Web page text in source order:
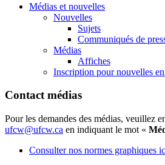
Médias et nouvelles
Nouvelles
Sujets
Communiqués de
Médias
Affiches
Inscription pour nouvelles
Contact médias
Pour les demandes des médias, veuillez
ufcw@ufcw.ca en indiquant le mot «
Consulter nos normes graphiques